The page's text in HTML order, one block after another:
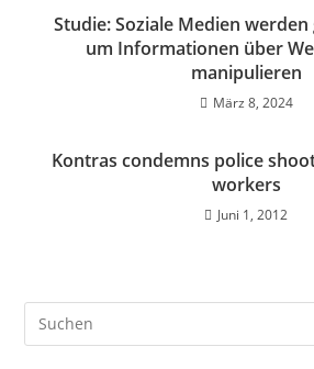
Studie: Soziale Medien
um Informationen über
manipulieren
März 8, 2024
Kontras condemns police
workers
Juni 1, 2012